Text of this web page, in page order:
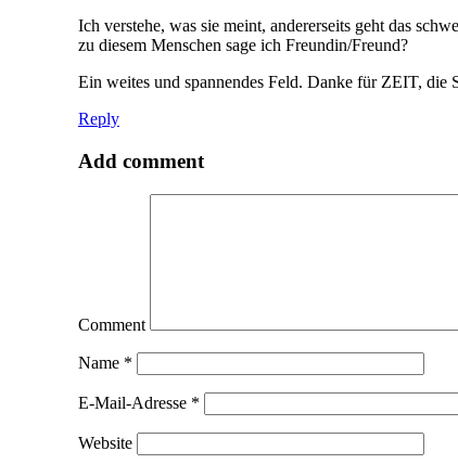
Ich verstehe, was sie meint, andererseits geht das
zu diesem Menschen sage ich Freundin/Freund?
Ein weites und spannendes Feld. Danke für ZEIT, die
Reply
Add comment
Comment
Name *
E-Mail-Adresse *
Website